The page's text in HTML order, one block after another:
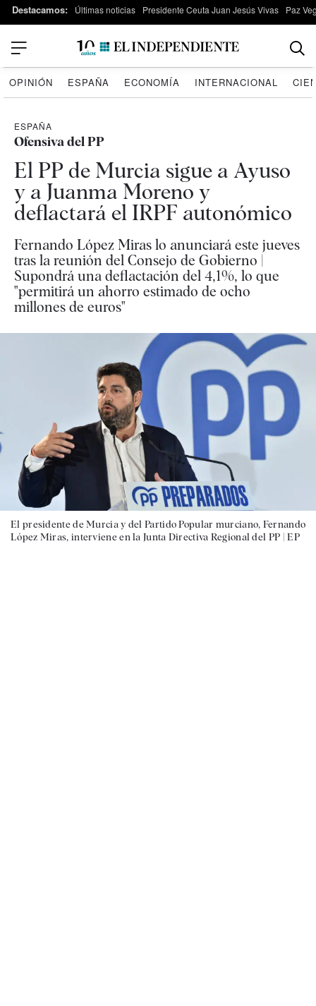
Destacamos: Últimas noticias Presidente Ceuta Juan Jesús Vivas Paz
OPINIÓN ESPAÑA ECONOMÍA INTERNACIONAL
ESPAÑA
Ofensiva del PP
El PP de Murcia sigue a Ayuso
y a Juanma Moreno y
deflactará el IRPF autonómico
Fernando López Miras lo anunciará este jueves
tras la reunión del Consejo de Gobierno |
Supondrá una deflactación del 4,1%, lo que
"permitirá un ahorro estimado de ocho
millones de euros"
El presidente de Murcia y del Partido Popular murciano, Fernando
López Miras, interviene en la Junta Directiva Regional del PP |EP